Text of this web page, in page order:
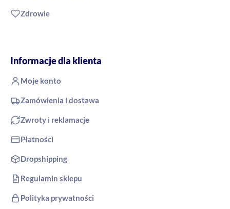
Zdrowie
Informacje dla klienta
Moje konto
Zamówienia i dostawa
Zwroty i reklamacje
Płatności
Dropshipping
Regulamin sklepu
Polityka prywatności